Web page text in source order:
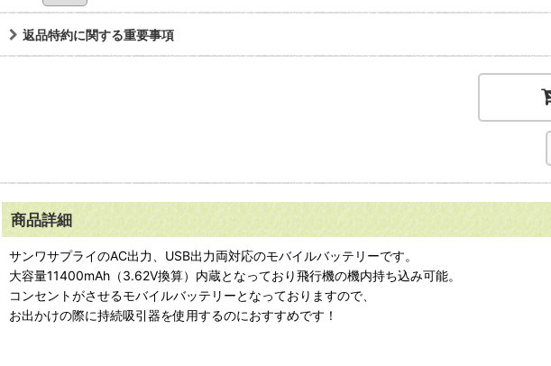
返品特約に関する重要事項
商品詳細
サンワサプライのAC出力、USB出力両対応のモバイルバッテリーです。
大容量11400mAh（3.62V換算）内蔵となっており飛行機の機内持ち込み可能。
コンセントがさせるモバイルバッテリーとなっておりますので、
お出かけの際に持続吸引器を使用するのにおすすめです！